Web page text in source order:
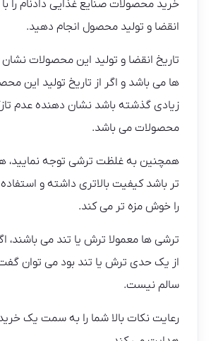
خرید محصولات صنایع غذایی دادنام را
انقضا و تولید محصول انجام دهید.
تاریخ انقضا و تولید این محصولات
ها می باشد و اگر از تاریخ تولید این
زیادی گذشته باشد نشان دهنده عدم
محصولات می باشد.
همچنین به غلظت ترشی توجه نمایید،
تر باشد کیفیت بالاتری داشته و
را خوش مزه تر می کند.
ترشی ها معمولا ترش یا تند می باشند،
از یک حدی ترش یا تند بود می توان
سالم نیست.
رعایت نکات بالا شما را به سمت یک